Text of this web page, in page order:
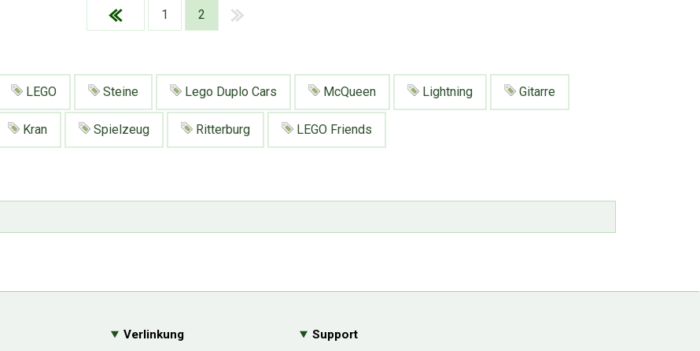
1 2
LEGO Steine Lego Duplo Cars McQueen Lightning Gitarre
Kran Spielzeug Ritterburg LEGO Friends
Verlinkung Support